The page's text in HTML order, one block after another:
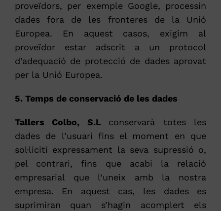
proveïdors, per exemple Google, processin
dades fora de les fronteres de la Unió
Europea. En aquest casos, exigim al
proveïdor estar adscrit a un protocol
d’adequació de protecció de dades aprovat
per la Unió Europea.
5. Temps de conservació de les dades
Tallers Colbo, S.L conservarà totes les
dades de l’usuari fins el moment en que
sol·liciti expressament la seva supressió o,
pel contrari, fins que acabi la relació
empresarial que l’uneix amb la nostra
empresa. En aquest cas, les dades es
suprimiran quan s’hagin acomplert els